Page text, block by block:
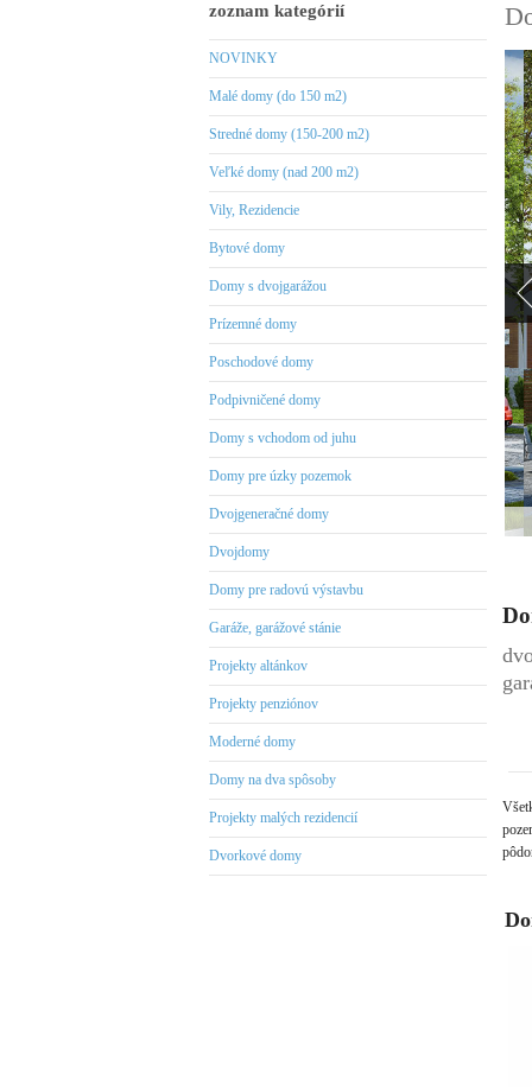
zoznam kategórií
NOVINKY
Malé domy (do 150 m2)
Stredné domy (150-200 m2)
Veľké domy (nad 200 m2)
Vily, Rezidencie
Bytové domy
Domy s dvojgarážou
Prízemné domy
Poschodové domy
Podpivničené domy
Domy s vchodom od juhu
Domy pre úzky pozemok
Dvojgeneračné domy
Dvojdomy
Domy pre radovú výstavbu
Garáže, garážové stánie
Projekty altánkov
Projekty penziónov
Moderné domy
Domy na dva spôsoby
Projekty malých rezidencií
Dvorkové domy